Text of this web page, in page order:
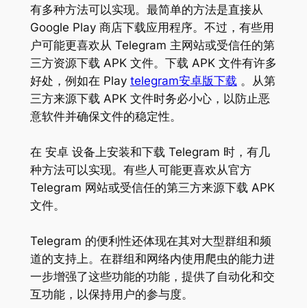
有多种方法可以实现。最简单的方法是直接从
Google Play 商店下载应用程序。不过，有些用
户可能更喜欢从 Telegram 主网站或受信任的第
三方资源下载 APK 文件。下载 APK 文件有许多
好处，例如在 Play telegram安卓版下载 。从第
三方来源下载 APK 文件时务必小心，以防止恶
意软件并确保文件的稳定性。
在 安卓 设备上安装和下载 Telegram 时，有几
种方法可以实现。有些人可能更喜欢从官方
Telegram 网站或受信任的第三方来源下载 APK
文件。
Telegram 的便利性还体现在其对大型群组和频
道的支持上。在群组和网络内使用爬虫的能力进
一步增强了这些功能的功能，提供了自动化和交
互功能，以保持用户的参与度。